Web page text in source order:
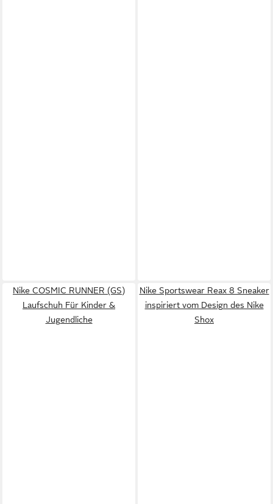
Nike COSMIC RUNNER (GS)
Laufschuh Für Kinder &
Jugendliche
Nike Sportswear Reax 8 Sneaker
inspiriert vom Design des Nike
Shox